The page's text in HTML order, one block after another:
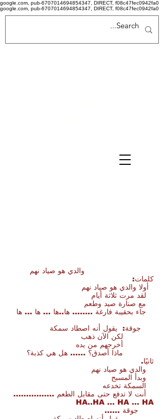
google.com, pub-6707014694854347, DIRECT, f08c47fec0942fa0
google.com, pub-6707014694854347, DIRECT, f08c47fec0942fa0
والدي هو صياد نهم
كلمات:
أولا والدي هو صياد نهم
لقد مرت ثلاثة أيام
مع صنارة صيد وطعم
جاء بحقيبة فارغة ........ ها..ها ... ها ... ها
جوقة:
يقول أنه اصطاد سمكة
لكن الآن ذهب
أخرجهم من يده
ماذا أصدق؟ ...... هل هي كذبة؟
ثانيًا.
والدي هو صياد نهم
وبدأ المسبح
السمكة تخدعه
أنت لا تدفع حتى مقابل الطعم ................
HA..HA ... HA ... HA
جوقة ......